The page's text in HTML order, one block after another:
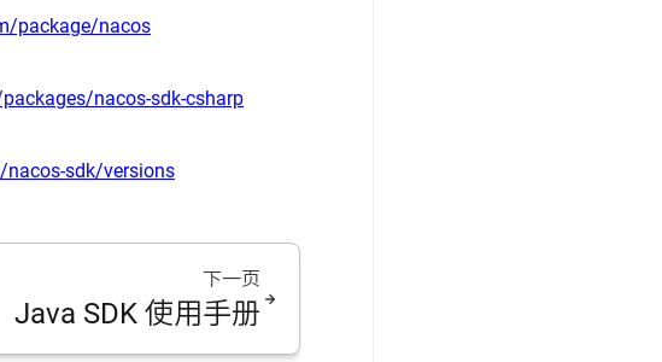
package/nacos
nacos-sdk-csharp
sdk/versions
下一页
Java SDK 使用手册